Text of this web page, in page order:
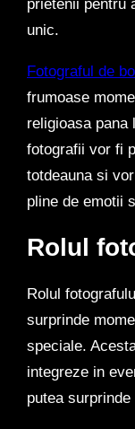
prietenii pentru
unic.
Fotograful de
frumoase
religioasa pana
fotografii vor fi
totdeauna si
pline de emotii
Rolul
Rolul
surprinde
speciale.
integreze in
putea